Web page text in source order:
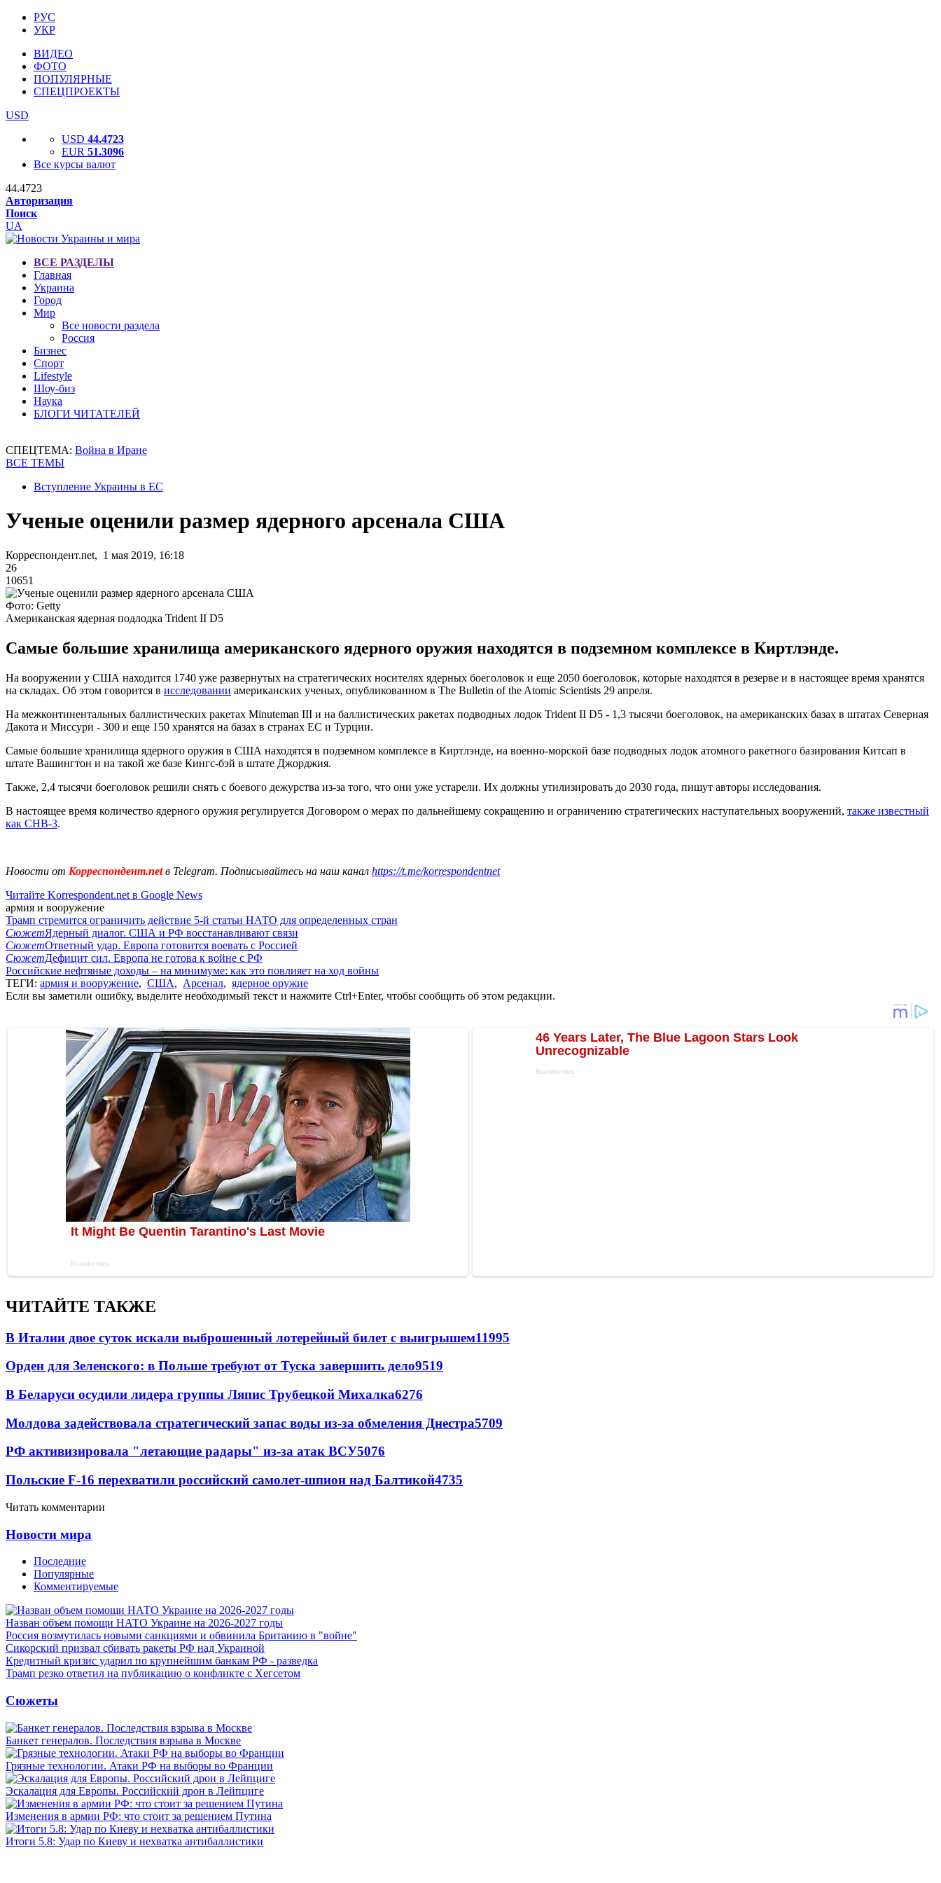
РУС
УКР
ВИДЕО
ФОТО
ПОПУЛЯРНЫЕ
СПЕЦПРОЕКТЫ
USD
USD 44.4723
EUR 51.3096
Все курсы валют
44.4723
Авторизация
Поиск
UA
ВСЕ РАЗДЕЛЫ
Главная
Украина
Город
Мир
Все новости раздела
Россия
Бизнес
Спорт
Lifestyle
Шоу-биз
Наука
БЛОГИ ЧИТАТЕЛЕЙ
СПЕЦТЕМА: Война в Иране
ВСЕ ТЕМЫ
Вступление Украины в ЕС
Ученые оценили размер ядерного арсенала США
Корреспондент.net, 1 мая 2019, 16:18
26
10651
Фото: Getty
Американская ядерная подлодка Trident II D5
Самые большие хранилища американского ядерного оружия находятся в подземном комплексе в Киртлэнде.
На вооружении у США находится 1740 уже развернутых на стратегических носителях ядерных боеголовок и еще 2050 боеголовок, которые находятся в резерве и в настоящее время хранятся
на складах. Об этом говорится в исследовании американских ученых, опубликованном в The Bulletin of the Atomic Scientists 29 апреля.
На межконтинентальных баллистических ракетах Minuteman III и на баллистических ракетах подводных лодок Trident II D5 - 1,3 тысячи боеголовок, на американских базах в штатах Северная
Дакота и Миссури - 300 и еще 150 хранятся на базах в странах ЕС и Турции.
Самые большие хранилища ядерного оружия в США находятся в подземном комплексе в Киртлэнде, на военно-морской базе подводных лодок атомного ракетного базирования Китсап в
штате Вашингтон и на такой же базе Кингс-бэй в штате Джорджия.
Также, 2,4 тысячи боеголовок решили снять с боевого дежурства из-за того, что они уже устарели. Их должны утилизировать до 2030 года, пишут авторы исследования.
В настоящее время количество ядерного оружия регулируется Договором о мерах по дальнейшему сокращению и ограничению стратегических наступательных вооружений, также известный
как СНВ-3.
Новости от Корреспондент.netв Telegram. Подписывайтесь на наш канал https://t.me/korrespondentnet
Читайте Korrespondent.net в Google News
армия и вооружение
Трамп стремится ограничить действие 5-й статьи НАТО для определенных стран
СюжетЯдерный диалог. США и РФ восстанавливают связи
СюжетОтветный удар. Европа готовится воевать с Россией
СюжетДефицит сил. Европа не готова к войне с РФ
Российские нефтяные доходы – на минимуме: как это повлияет на ход войны
ТЕГИ: армия и вооружение, США, Арсенал, ядерное оружие
Если вы заметили ошибку, выделите необходимый текст и нажмите Ctrl+Enter, чтобы сообщить об этом редакции.
ЧИТАЙТЕ ТАКЖЕ
В Италии двое суток искали выброшенный лотерейный билет с выигрышем11995
Орден для Зеленского: в Польше требуют от Туска завершить дело9519
В Беларуси осудили лидера группы Ляпис Трубецкой Михалка6276
Молдова задействовала стратегический запас воды из-за обмеления Днестра5709
РФ активизировала "летающие радары" из-за атак ВСУ5076
Польские F-16 перехватили российский самолет-шпион над Балтикой4735
Читать комментарии
Новости мира
Последние
Популярные
Комментируемые
Назван объем помощи НАТО Украине на 2026-2027 годы
Россия возмутилась новыми санкциями и обвинила Британию в "войне"
Сикорский призвал сбивать ракеты РФ над Украиной
Кредитный кризис ударил по крупнейшим банкам РФ - разведка
Трамп резко ответил на публикацию о конфликте с Хегсетом
Сюжеты
Банкет генералов. Последствия взрыва в Москве
Грязные технологии. Атаки РФ на выборы во Франции
Эскалация для Европы. Российский дрон в Лейпциге
Изменения в армии РФ: что стоит за решением Путина
Итоги 5.8: Удар по Киеву и нехватка антибаллистики